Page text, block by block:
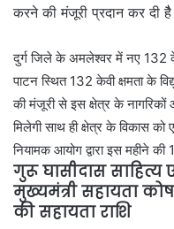
करने की मंजूरी प्रदान कर दी
दुर्ग जिले के अमलेश्वर में नए 132
पाटन स्थित 132 केवी क्षमता के
की मंजूरी से इस क्षेत्र के
मिलेगी साथ ही क्षेत्र के विकास को
नियामक आयोग द्वारा इस महीने
गुरू घासीदास
मुख्यमंत्री सहायता
की सहायता राशि